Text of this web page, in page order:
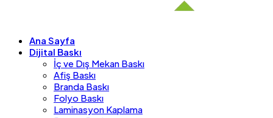
Ana Sayfa
Dijital Baskı
İç ve Dış Mekan Baskı
Afiş Baskı
Branda Baskı
Folyo Baskı
Laminasyon Kaplama